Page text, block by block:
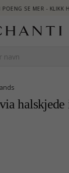
MER - KLIKK HER